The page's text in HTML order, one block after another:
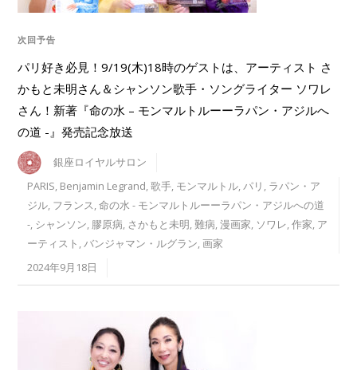
次回予告
パリ好き必見！9/19(木)18時のゲストは、アーティスト さ
かもと未明さん＆シャンソン歌手・ソングライター ソワレ
さん！新著『命の水 – モンマルトルーーラパン・アジルへ
の道 -』発売記念放送
銀座ロイヤルサロン
PARIS, Benjamin Legrand,歌手, モンマルトル,パリ , ラパン・ア
ジル, フランス,命の水 - モンマルトルーーラパン・アジルへの道
-, シャンソン, 膠原病, さかもと未明,難病,漫画家, ソワレ,作家, ア
ーティスト ,バンジャマン・ルグラン,画家
2024年9月18日